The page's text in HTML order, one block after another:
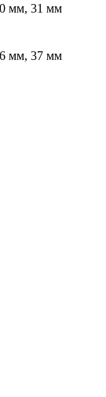
мм, 31 мм
мм, 37 мм